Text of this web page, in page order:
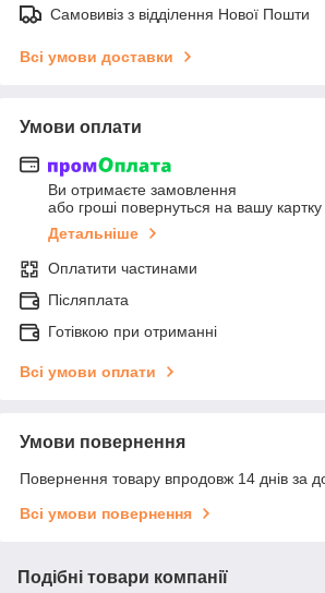
Самовивіз з відділення Нової Пошти
Всі умови доставки
Умови оплати
Ви отримаєте замовлення
або гроші повернуться на вашу картку
Детальніше
Оплатити частинами
Післяплата
Готівкою при отриманні
Всі умови оплати
Умови повернення
Повернення товару впродовж 14 днів за
Всі умови повернення
Подібні товари компанії